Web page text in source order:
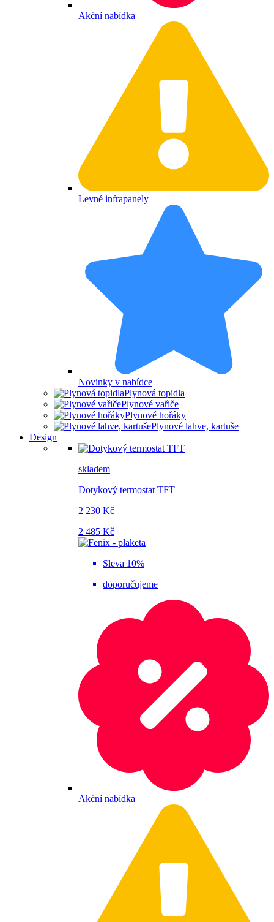
Akční nabídka
Levné infrapanely
Novinky v nabídce
Plynová topidla
Plynové vařiče
Plynové hořáky
Plynové lahve, kartuše
Design
skladem
Dotykový termostat TFT
2 230 Kč
2 485 Kč
Sleva 10%
doporučujeme
Akční nabídka